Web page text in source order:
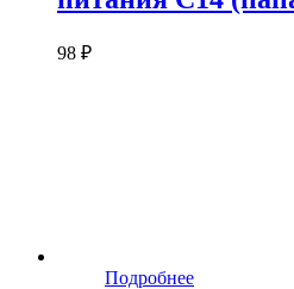
98 ₽
Подробнее